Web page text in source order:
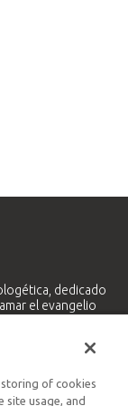
dedicado
el evangelio
storing of cookies
site usage, and